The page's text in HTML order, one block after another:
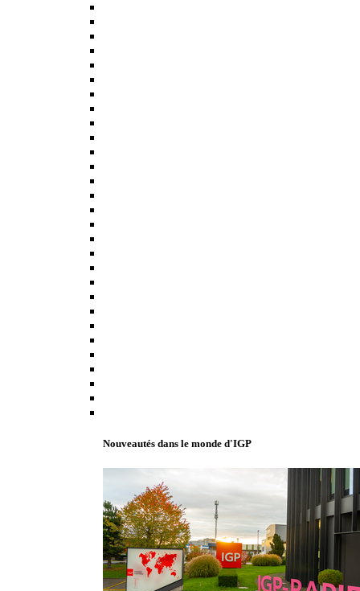
Nouveautés dans le monde d'IGP